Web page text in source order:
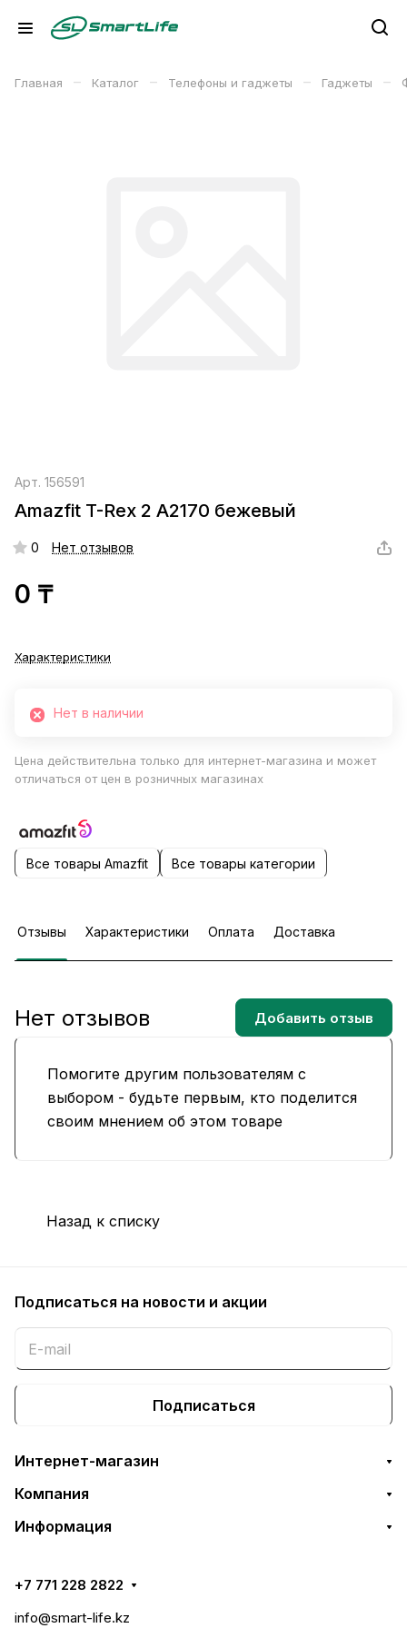
Главная – Каталог – Телефоны и гаджеты – Гаджеты –
Арт. 156591
Amazfit T-Rex 2 A2170 бежевый
0 Нет отзывов
0 ₸
Характеристики
Нет в наличии
Цена действительна только для интернет-магазина и может
отличаться от цен в розничных магазинах
Все товары Amazfit Все товары категории
Отзывы Характеристики Оплата Доставка
Помогите другим пользователям с
выбором - будьте первым, кто поделится
своим мнением об этом товаре
Нет отзывов Добавить отзыв
Назад к списку
Подписаться на новости и акции
Подписаться
Интернет-магазин
Компания
Информация
+7 771 228 2822
info@smart-life.kz